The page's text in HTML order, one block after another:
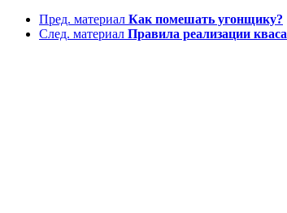
Пред. материал Как помешать угонщику?
След. материал Правила реализации кваса